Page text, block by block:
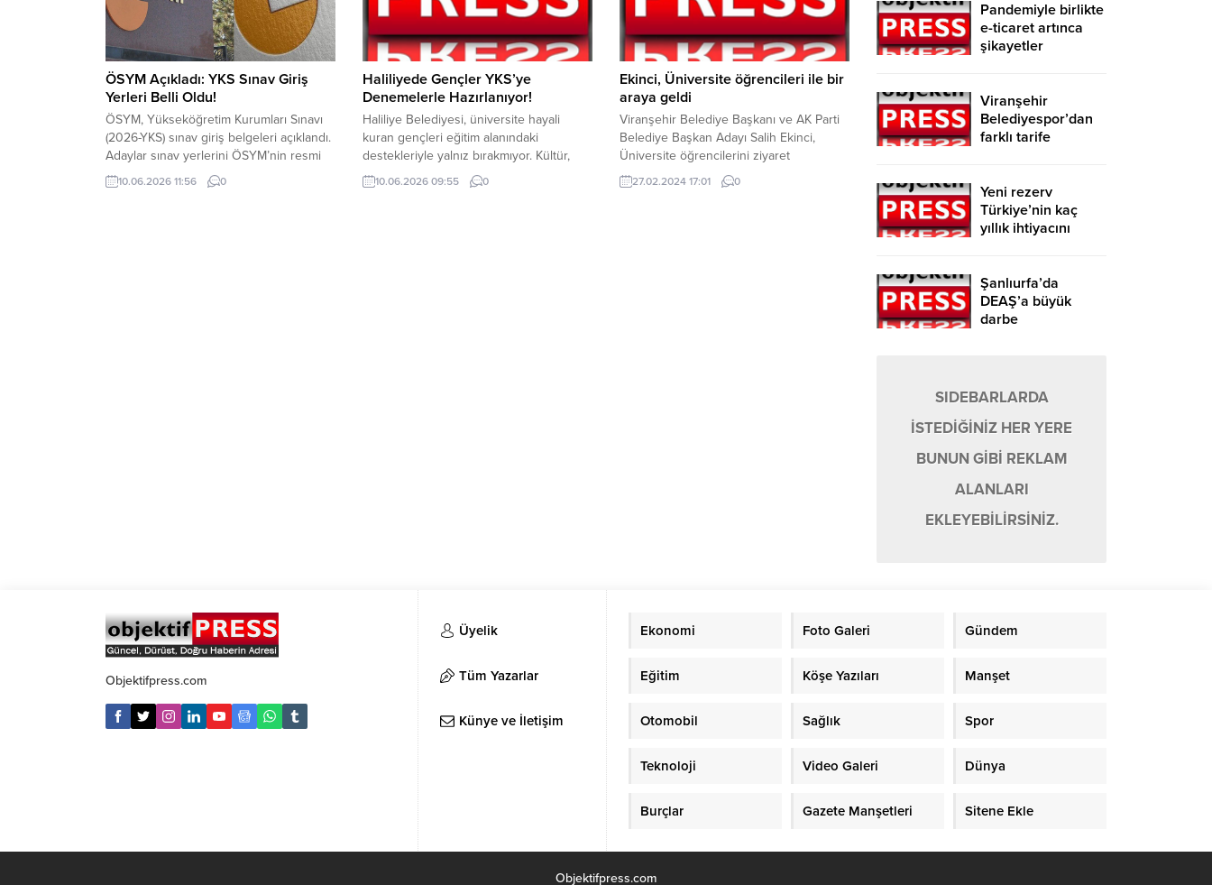
ÖSYM Açıkladı: YKS Sınav Giriş
Yerleri Belli Oldu!
ÖSYM, Yükseköğretim Kurumları Sınavı
(2026-YKS) sınav giriş belgeleri açıklandı.
Adaylar sınav yerlerini ÖSYM’nin resmi
sitesinden öğrenebilecek. Ölçme, Seçme
ve Yerleştirme Merkezi, (ÖSYM) YKS
10.06.2026 11:56 0
Haliliyede Gençler YKS’ye
Denemelerle Hazırlanıyor!
Haliliye Belediyesi, üniversite hayali
kuran gençleri eğitim alanındaki
destekleriyle yalnız bırakmıyor. Kültür,
Sanat ve Sosyal İşler Müdürlüğü ile Halk
Eğitim Merkezi iş birliğinde faaliyetlerini
10.06.2026 09:55 0
Ekinci, Üniversite öğrencileri ile bir
araya geldi
Viranşehir Belediye Başkanı ve AK Parti
Belediye Başkan Adayı Salih Ekinci,
Üniversite öğrencilerini ziyaret
etti.Harran Üniversitesi Viranşehir Sağlık
Meslek Yüksekokulu’nu ziyaret eden
27.02.2024 17:01 0
Pandemiyle birlikte
e-ticaret artınca
şikayetler
Viranşehir
Belediyespor’dan
farklı tarife
Yeni rezerv
Türkiye’nin kaç
yıllık ihtiyacını
Şanlıurfa’da
DEAŞ’a büyük
darbe
SIDEBARLARDA
İSTEDİĞİNİZ HER YERE
BUNUN GİBİ REKLAM
ALANLARI
EKLEYEBİLİRSİNİZ.
Objektifpress.com
Üyelik
Tüm Yazarlar
Künye ve İletişim
Ekonomi Foto Galeri Gündem
Eğitim Köşe Yazıları Manşet
Otomobil Sağlık Spor
Teknoloji Video Galeri Dünya
Burçlar Gazete Manşetleri Sitene Ekle
Objektifpress.com